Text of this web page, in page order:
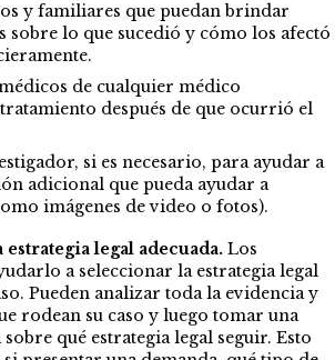
y familiares que puedan brindar
sobre lo que sucedió y cómo los afectó
de cualquier médico
después de que ocurrió el
si es necesario, para ayudar a
adicional que pueda ayudar a
imágenes de video o fotos).
legal adecuada. Los
a seleccionar la estrategia legal
Pueden analizar toda la evidencia y
rodean su caso y luego tomar una
qué estrategia legal seguir. Esto